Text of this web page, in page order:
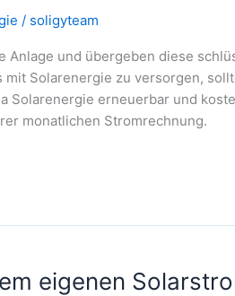
/ soligyteam
Anlage und übergeben diese
mit Solarenergie zu versorgen,
Solarenergie erneuerbar und
monatlichen Stromrechnung.
eigenen